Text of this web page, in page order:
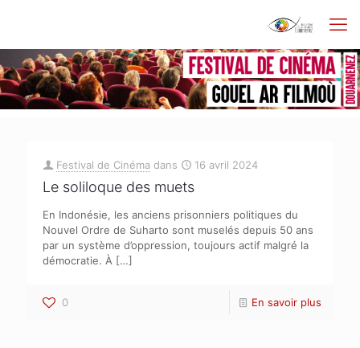
Festival de Cinéma dans 16 avril 2024
Le soliloque des muets
En Indonésie, les anciens prisonniers politiques du
Nouvel Ordre de Suharto sont muselés depuis 50 ans
par un système d’oppression, toujours actif malgré la
démocratie. À […]
0 En savoir plus